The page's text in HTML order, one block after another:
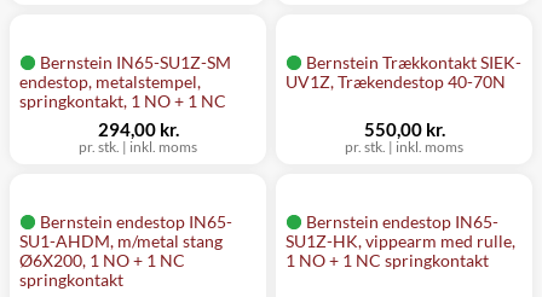
Bernstein IN65-SU1Z-SM
endestop, metalstempel,
springkontakt, 1 NO + 1 NC
pr. stk. | inkl. moms
294,00 kr.
Bernstein Trækkontakt SIEK-
UV1Z, Trækendestop 40-70N
pr. stk. | inkl. moms
550,00 kr.
Bernstein endestop IN65-
SU1-AHDM, m/metal stang
Ø6X200, 1 NO + 1 NC
springkontakt
Bernstein endestop IN65-
SU1Z-HK, vippearm med rulle,
1 NO + 1 NC springkontakt